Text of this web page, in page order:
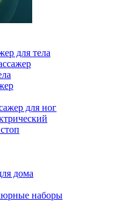
для тела
для ног
дома
наборы